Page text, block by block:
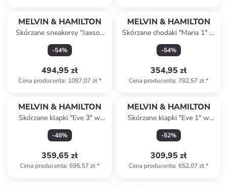
MELVIN & HAMILTON
Skórzane sneakersy "Jaxson
3" w kolorze jasnobrązowym
-54%
494,95 zł
Cena producenta: 1087,07 zł*
MELVIN & HAMILTON
Skórzane chodaki "Maria 1" w
kolorze pomarańczowym
-54%
354,95 zł
Cena producenta: 782,57 zł*
MELVIN & HAMILTON
Skórzane klapki "Eve 3" w
kolorze pomarańczowym
-48%
359,65 zł
Cena producenta: 695,57 zł*
MELVIN & HAMILTON
Skórzane klapki "Eve 1" w
kolorze srebrnym
-52%
309,95 zł
Cena producenta: 652,07 zł*